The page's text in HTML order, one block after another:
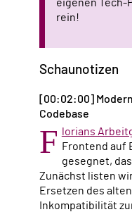
eigenen Tech-
rein!
Schaunotizen
[00:02:00]
Codebase
F lorians
Frontend auf
gesegnet,
Zunächst listen
Ersetzen des
Inkompatibilität